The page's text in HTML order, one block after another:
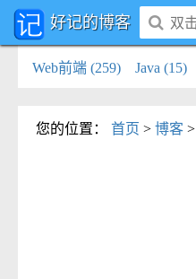
好记的博客
Web前端 (259) Java (15)
您的位置 ： 首页 > 博客 >